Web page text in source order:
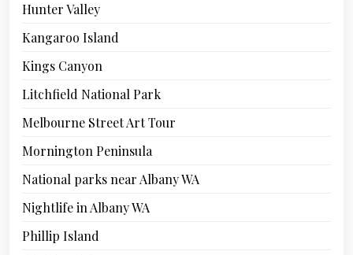
Hunter Valley
Kangaroo Island
Kings Canyon
Litchfield National Park
Melbourne Street Art Tour
Mornington Peninsula
National parks near Albany WA
Nightlife in Albany WA
Phillip Island